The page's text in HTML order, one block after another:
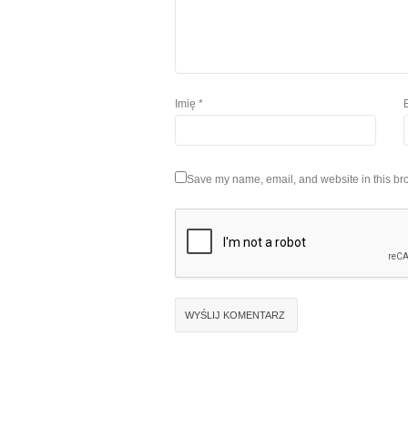
Imię *
Save my name, email, and website in this